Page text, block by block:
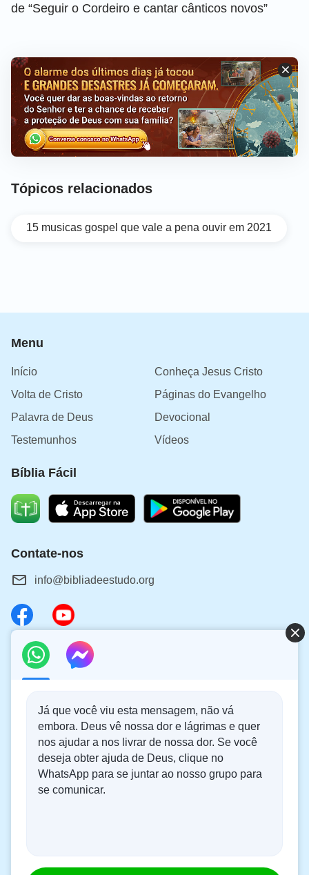
de “Seguir o Cordeiro e cantar cânticos novos”
Tópicos relacionados
15 musicas gospel que vale a pena ouvir em 2021
Menu
Início
Conheça Jesus Cristo
Volta de Cristo
Páginas do Evangelho
Palavra de Deus
Devocional
Testemunhos
Vídeos
Bíblia Fácil
Contate-nos
info@bibliadeestudo.org
Sobre o retorno do Senhor
os desastres?
Saiba mais
Conecte-se conosco no Messenger
Inscreva-se por e-mail
reservados.
Já que você viu esta mensagem, não vá
embora. Deus vê nossa dor e lágrimas e quer
nos ajudar a nos livrar de nossa dor. Se você
deseja obter ajuda de Deus, clique no
WhatsApp para se juntar ao nosso grupo para
se comunicar.